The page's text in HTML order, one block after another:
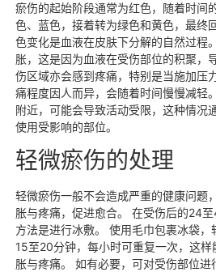
瘀伤的起始阶段通常为红色，随着时间
色、蓝色，接着转为绿色和黄色，最终
色变化是血液在皮肤下分解的自然过程
胀，这是因为血液在受伤部位的积聚，
伤区域亦会感到疼痛，特别是当施加压
痛程度因人而异，会随着时间慢慢减轻
附近，可能会导致活动受限，这种情况
使用受影响的部位。
轻微瘀伤的处理
轻微瘀伤一般不会造成严重的健康问题
胀与疼痛，促进愈合。 在受伤后的24
方法是进行冰敷。 使用毛巾包裹冰袋
15至20分钟，每小时可重复一次，这
胀与疼痛。 如有必要，可对受伤部位